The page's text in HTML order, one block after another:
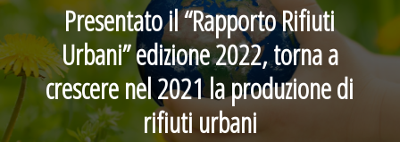
Presentato il “Rapporto Rifiuti
Urbani” edizione 2022, torna a
crescere nel 2021 la produzione di
rifiuti urbani